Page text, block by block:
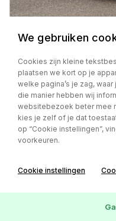
Opel Mokka
1.4 T Innovation
€ 10.450,- of €
171.415 km
We gebruiken
Cookies zijn kleine
plaatsen we kort op je
welke pagina’s je zag,
die manier hebben wij
websitebezoek beter mee
kies je zelf of je dat
op “Cookie instellingen”,
voorkeuren.
Cookie instellingen